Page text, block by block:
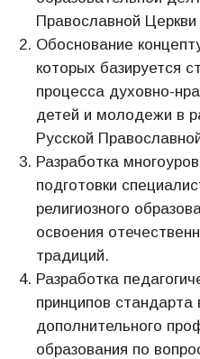
Православной
Обоснование
которых базируется
процесса духовно-
детей и молодежи в
Русской
Разработка
подготовки
религиозного
освоения
традиций.
Разработка
принципов стандарта
дополнительного
образования по